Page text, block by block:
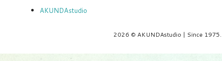
AKUNDAstudio
2026 © AKUNDAstudio | Since